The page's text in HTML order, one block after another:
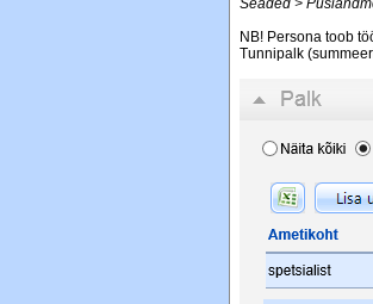
Seaded >
NB! Persona toob
Tunnipalk